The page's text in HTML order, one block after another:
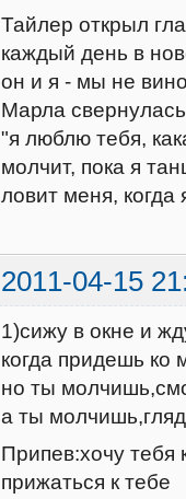
Тайлер открыл
каждый день в
он и я - мы не
Марла
"я люблю тебя,
молчит, пока я
ловит меня, когда
2011-04-15
1)сижу в окне и
когда придешь ко
но ты
а ты
Припев:хочу тебя
прижаться к тебе